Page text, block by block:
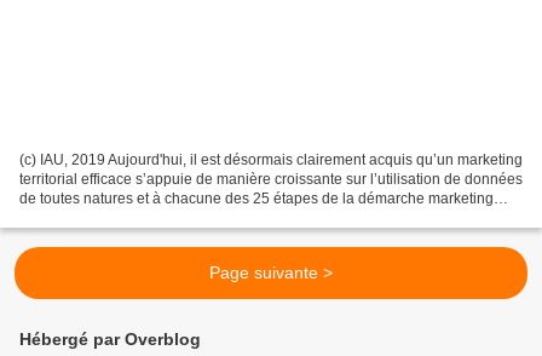
(c) IAU, 2019 Aujourd'hui, il est désormais clairement acquis qu’un marketing
territorial efficace s’appuie de manière croissante sur l’utilisation de données
de toutes natures et à chacune des 25 étapes de la démarche marketing
Page suivante >
Hébergé par Overblog